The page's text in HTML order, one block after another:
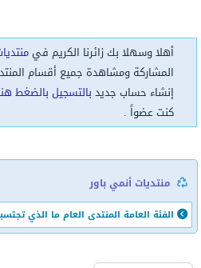
أهلا وسهلا بك زائرنا الكريم في
المشاركة ومشاهدة جميع أقسام
إنشاء حساب جديد بالتسجيل بالضغط
كنت عضواً .
منتديات أنمي باور
الفئة العامة المنتدى العام ما الذي